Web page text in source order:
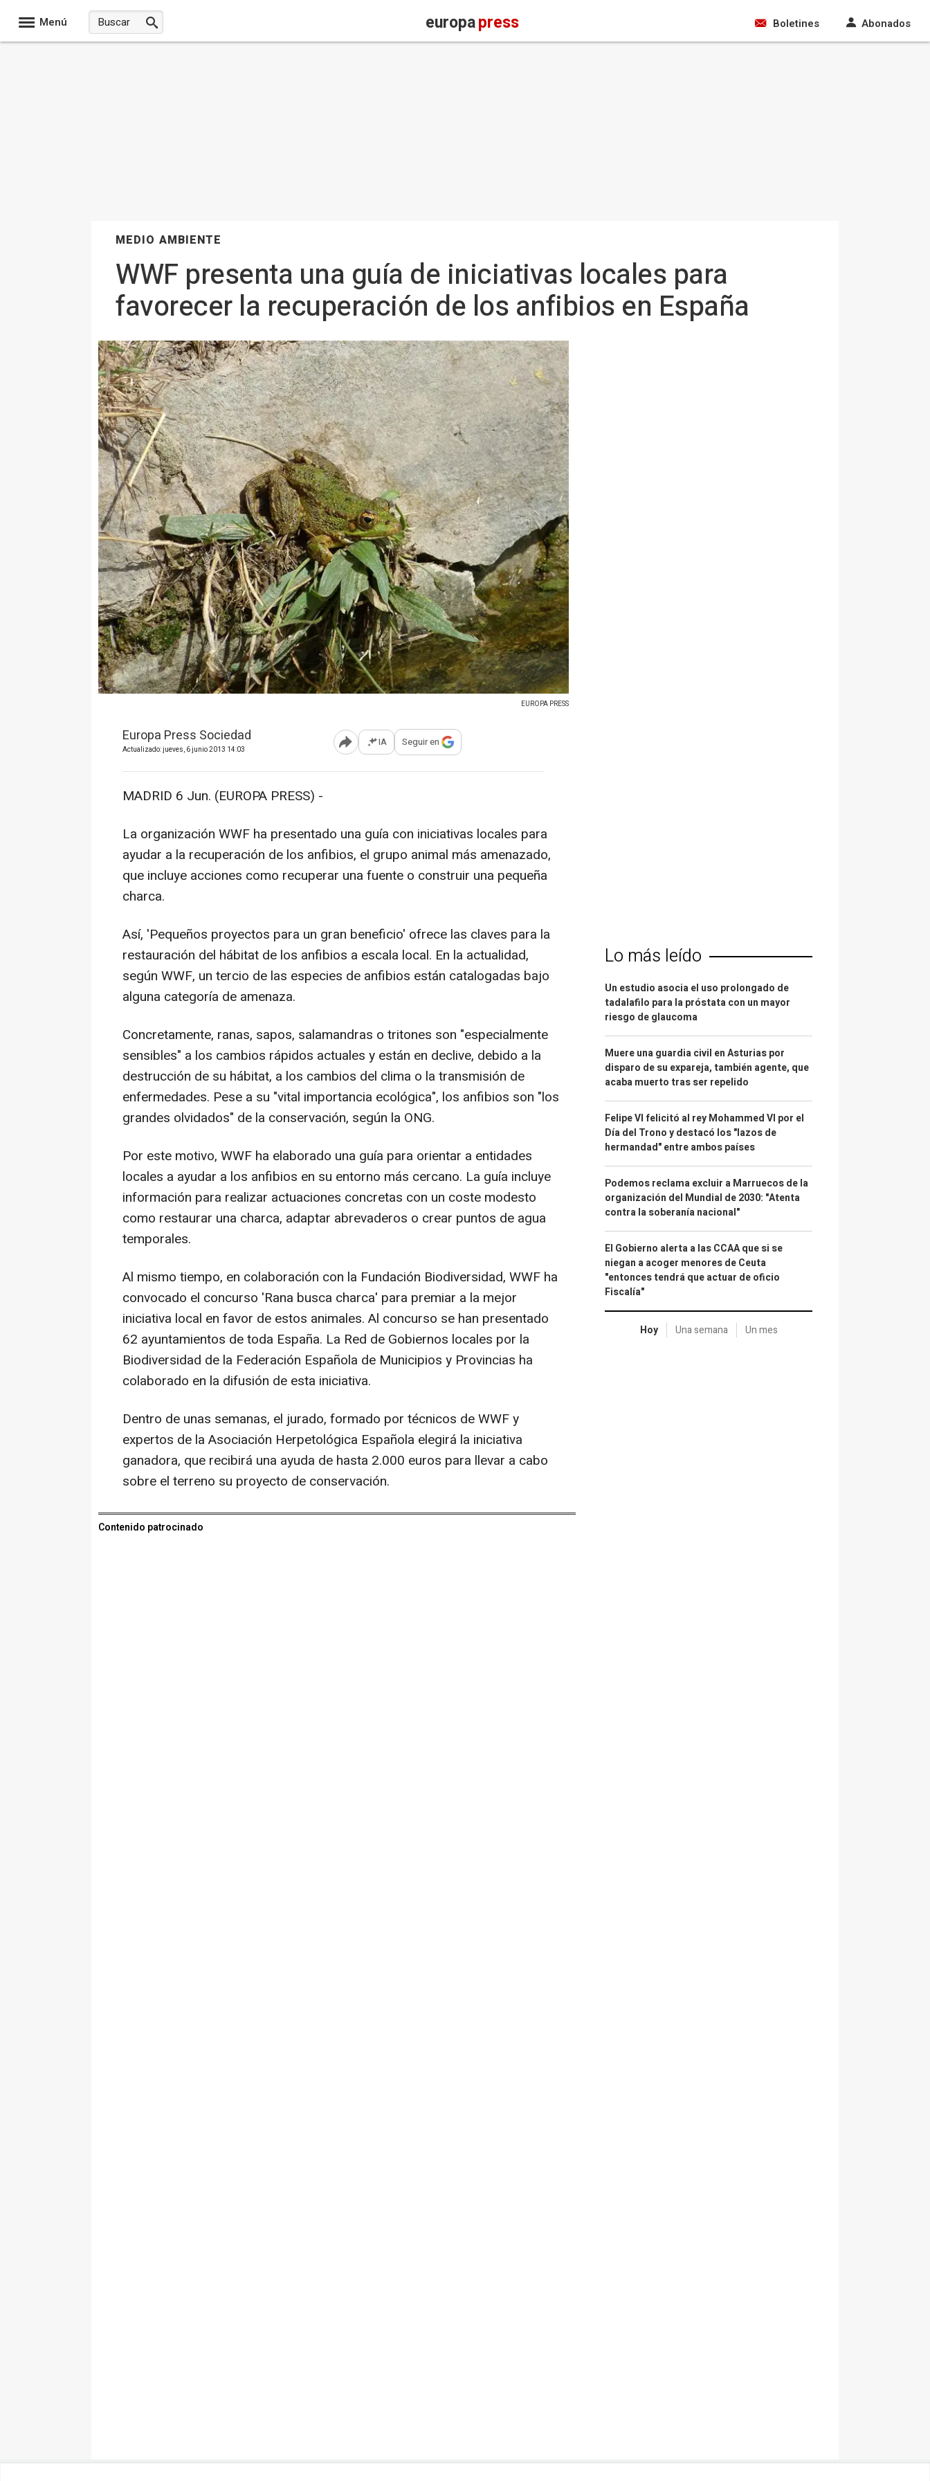
Menú europapress Boletines Abonados
MEDIO AMBIENTE
WWF presenta una guía de iniciativas locales para
favorecer la recuperación de los anfibios en España
EUROPA PRESS
Europa Press Sociedad
Actualizado: jueves, 6 junio 2013 14:03 Abrir opciones para compartir
IA Seguir en
MADRID 6 Jun. (EUROPA PRESS) -
La organización WWF ha presentado una guía con iniciativas locales para
ayudar a la recuperación de los anfibios, el grupo animal más amenazado,
que incluye acciones como recuperar una fuente o construir una pequeña
charca.
Así, 'Pequeños proyectos para un gran beneficio' ofrece las claves para la
restauración del hábitat de los anfibios a escala local. En la actualidad,
según WWF, un tercio de las especies de anfibios están catalogadas bajo
alguna categoría de amenaza.
Concretamente, ranas, sapos, salamandras o tritones son "especialmente
sensibles" a los cambios rápidos actuales y están en declive, debido a la
destrucción de su hábitat, a los cambios del clima o la transmisión de
enfermedades. Pese a su "vital importancia ecológica", los anfibios son "los
grandes olvidados" de la conservación, según la ONG.
Por este motivo, WWF ha elaborado una guía para orientar a entidades
locales a ayudar a los anfibios en su entorno más cercano. La guía incluye
información para realizar actuaciones concretas con un coste modesto
como restaurar una charca, adaptar abrevaderos o crear puntos de agua
temporales.
Al mismo tiempo, en colaboración con la Fundación Biodiversidad, WWF ha
convocado el concurso 'Rana busca charca' para premiar a la mejor
iniciativa local en favor de estos animales. Al concurso se han presentado
62 ayuntamientos de toda España. La Red de Gobiernos locales por la
Biodiversidad de la Federación Española de Municipios y Provincias ha
colaborado en la difusión de esta iniciativa.
Dentro de unas semanas, el jurado, formado por técnicos de WWF y
expertos de la Asociación Herpetológica Española elegirá la iniciativa
ganadora, que recibirá una ayuda de hasta 2.000 euros para llevar a cabo
sobre el terreno su proyecto de conservación.
Contenido patrocinado
Lo más leído
Un estudio asocia el uso prolongado de
tadalafilo para la próstata con un mayor
riesgo de glaucoma
Muere una guardia civil en Asturias por
disparo de su expareja, también agente, que
acaba muerto tras ser repelido
Felipe VI felicitó al rey Mohammed VI por el
Día del Trono y destacó los "lazos de
hermandad" entre ambos países
Podemos reclama excluir a Marruecos de la
organización del Mundial de 2030: "Atenta
contra la soberanía nacional"
El Gobierno alerta a las CCAA que si se
niegan a acoger menores de Ceuta
"entonces tendrá que actuar de oficio
Fiscalía"
Hoy Una semana Un mes